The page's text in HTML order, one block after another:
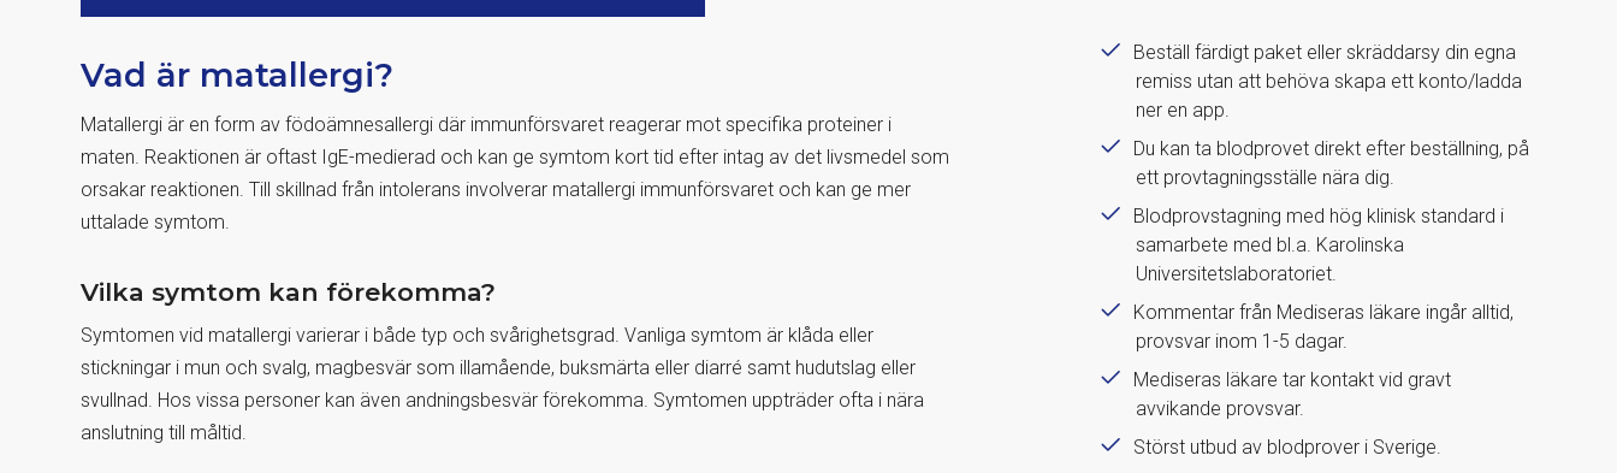
Vad är matallergi?
Matallergi är en form av födoämnesallergi där immunförsvaret reagerar mot specifika proteiner i
maten. Reaktionen är oftast IgE-medierad och kan ge symtom kort tid efter intag av det livsmedel som
orsakar reaktionen. Till skillnad från intolerans involverar matallergi immunförsvaret och kan ge mer
uttalade symtom.
Vilka symtom kan förekomma?
Symtomen vid matallergi varierar i både typ och svårighetsgrad. Vanliga symtom är klåda eller
stickningar i mun och svalg, magbesvär som illamående, buksmärta eller diarré samt hudutslag eller
svullnad. Hos vissa personer kan även andningsbesvär förekomma. Symtomen uppträder ofta i nära
anslutning till måltid.
Beställ färdigt paket eller skräddarsy din egna
remiss utan att behöva skapa ett konto/ladda
ner en app.
Du kan ta blodprovet direkt efter beställning, på
ett provtagningsställe nära dig.
Blodprovstagning med hög klinisk standard i
samarbete med bl.a. Karolinska
Universitetslaboratoriet.
Kommentar från Mediseras läkare ingår alltid,
provsvar inom 1-5 dagar.
Mediseras läkare tar kontakt vid gravt
avvikande provsvar.
Störst utbud av blodprover i Sverige.